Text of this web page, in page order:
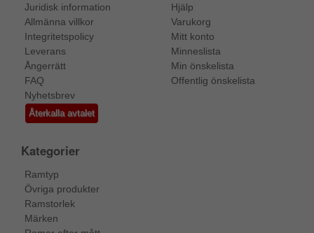
Juridisk information
Allmänna villkor
Integritetspolicy
Leverans
Ångerrätt
FAQ
Nyhetsbrev
Återkalla avtalet
Hjälp
Varukorg
Mitt konto
Minneslista
Min önskelista
Offentlig önskelista
Kategorier
Ramtyp
Övriga produkter
Ramstorlek
Märken